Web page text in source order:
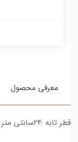
معرفی محصول
قطر تابه :۲۴سانتی متر